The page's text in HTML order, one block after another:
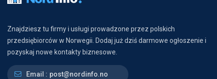
Znajdziesz tu firmy i usługi prowadzone przez polskich
przedsiębiorców w Norwegii. Dodaj już dziś darmowe ogłoszenie i
pozyskaj nowe kontakty biznesowe.
Email : post@nordinfo.no